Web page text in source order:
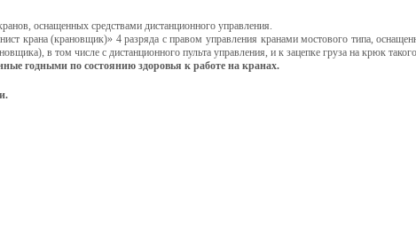
оснащенных средствами дистанционного управления.
крана (крановщик)» 4 разряда с правом управления кранами мостового типа,
в том числе с дистанционного пульта управления, и к зацепке груза на крюк
годными по состоянию здоровья к работе на кранах.